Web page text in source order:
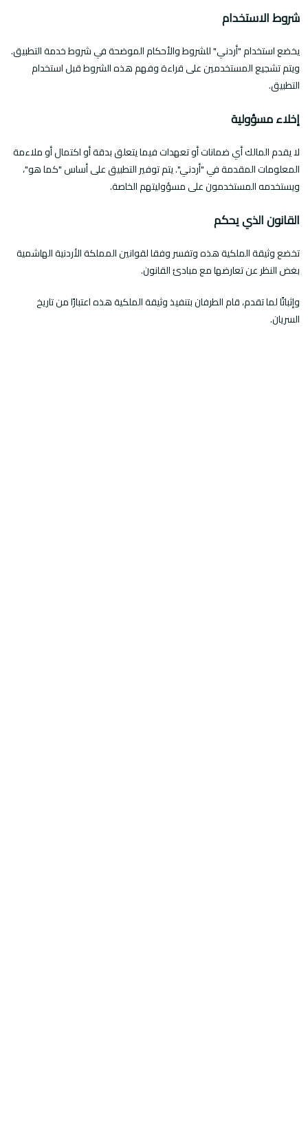
شروط الاستخدام
يخضع استخدام "أردني" للشروط والأحكام الموضحة في شروط خدمة التطبيق.
ويتم تشجيع المستخدمين على قراءة وفهم هذه الشروط قبل استخدام
التطبيق.
إخلاء مسؤولية
لا يقدم المالك أي ضمانات أو تعهدات فيما يتعلق بدقة أو اكتمال أو ملاءمة
المعلومات المقدمة في "أردني". يتم توفير التطبيق على أساس "كما هو"،
ويستخدمه المستخدمون على مسؤوليتهم الخاصة.
القانون الذي يحكم
تخضع وثيقة الملكية هذه وتفسر وفقا لقوانين المملكة الأردنية الهاشمية
بغض النظر عن تعارضها مع مبادئ القانون.
وإثباتًا لما تقدم، قام الطرفان بتنفيذ وثيقة الملكية هذه اعتبارًا من تاريخ
السريان.